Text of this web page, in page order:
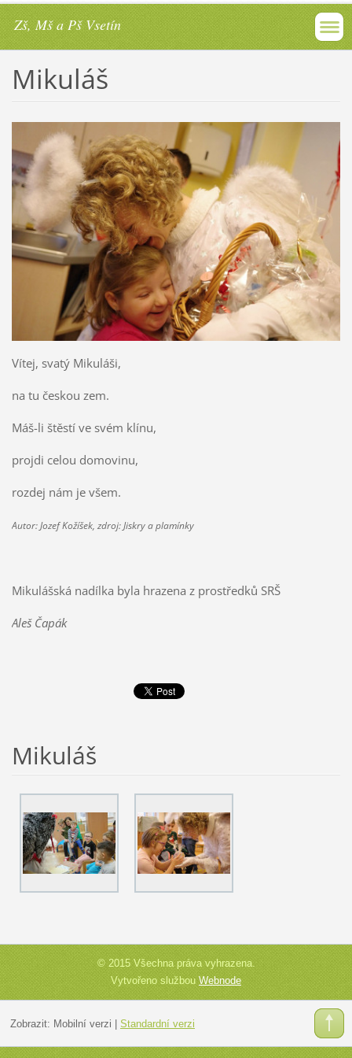
Zš, Mš a Pš Vsetín
Mikuláš
Vítej, svatý Mikuláši,
na tu českou zem.
Máš-li štěstí ve svém klínu,
projdi celou domovinu,
rozdej nám je všem.
Autor: Jozef Kožíšek, zdroj: Jiskry a plamínky
Mikulášská nadílka byla hrazena z prostředků SRŠ
Aleš Čapák
Mikuláš
© 2015 Všechna práva vyhrazena.
Vytvořeno službouWebnode
Zobrazit: Mobilní verzi Standardní verzi